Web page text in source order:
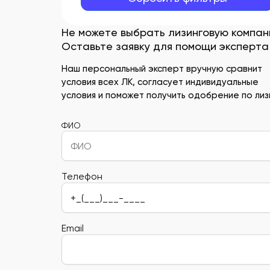
Не можете выбрать лизинговую
Оставьте заявку для помощи эксперта
Наш персональный эксперт вручную сравнит
условия всех ЛК, согласует индивидуальные
условия и поможет получить одобрение по
ФИО
Телефон
Email